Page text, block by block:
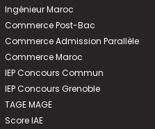
Ingénieur Maroc
Commerce Post-Bac
Commerce Admission Parallèle
Commerce Maroc
IEP Concours Commun
IEP Concours Grenoble
TAGE MAGE
Score IAE